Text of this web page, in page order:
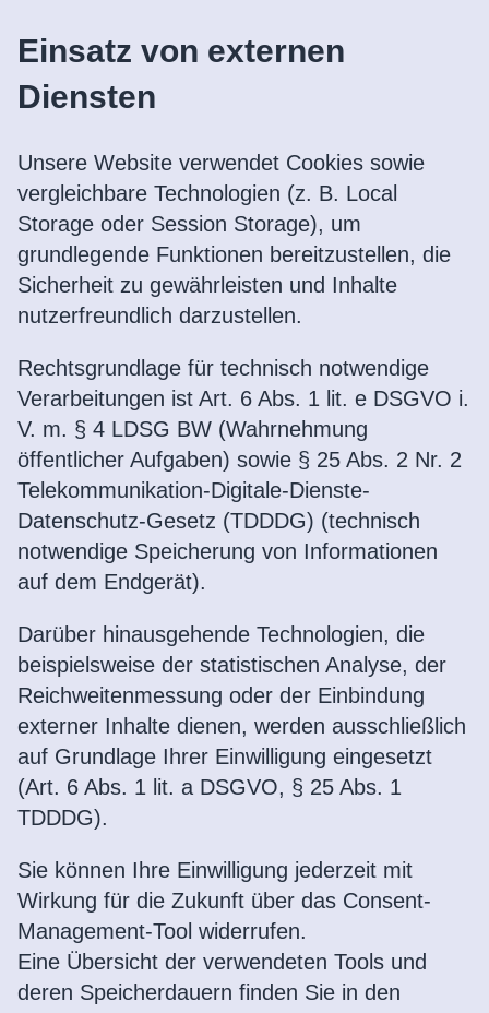
Einsatz von externen
Diensten
Unsere Website verwendet Cookies sowie
vergleichbare Technologien (z. B. Local
Storage oder Session Storage), um
grundlegende Funktionen bereitzustellen, die
Sicherheit zu gewährleisten und Inhalte
nutzerfreundlich darzustellen.
Rechtsgrundlage für technisch notwendige
Verarbeitungen ist Art. 6 Abs. 1 lit. e DSGVO i.
V. m. § 4 LDSG BW (Wahrnehmung
öffentlicher Aufgaben) sowie § 25 Abs. 2 Nr. 2
Telekommunikation-Digitale-Dienste-
Datenschutz-Gesetz (TDDDG) (technisch
notwendige Speicherung von Informationen
auf dem Endgerät).
Darüber hinausgehende Technologien, die
beispielsweise der statistischen Analyse, der
Reichweitenmessung oder der Einbindung
externer Inhalte dienen, werden ausschließlich
auf Grundlage Ihrer Einwilligung eingesetzt
(Art. 6 Abs. 1 lit. a DSGVO, § 25 Abs. 1
TDDDG).
Sie können Ihre Einwilligung jederzeit mit
Wirkung für die Zukunft über das Consent-
Management-Tool widerrufen.
Eine Übersicht der verwendeten Tools und
deren Speicherdauern finden Sie in den